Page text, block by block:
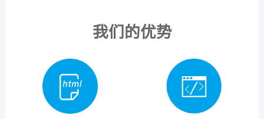
我们的优势